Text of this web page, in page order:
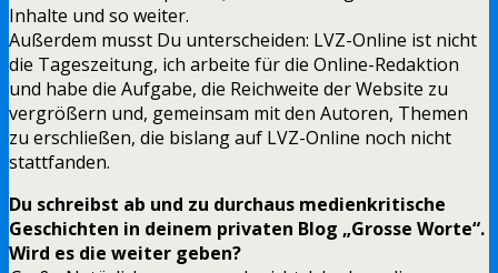
Inhalte und so weiter.
Außerdem musst Du unterscheiden: LVZ-Online ist nicht
die Tageszeitung, ich arbeite für die Online-Redaktion
und habe die Aufgabe, die Reichweite der Website zu
vergrößern und, gemeinsam mit den Autoren, Themen
zu erschließen, die bislang auf LVZ-Online noch nicht
stattfanden.
Du schreibst ab und zu durchaus medienkritische
Geschichten in deinem privaten Blog „Grosse Worte“.
Wird es die weiter geben?